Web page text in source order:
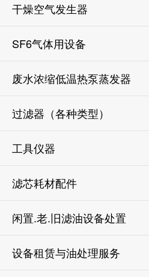
干燥空气发生器
SF6气体用设备
废水浓缩低温热泵蒸发器
过滤器（各种类型）
工具仪器
滤芯耗材配件
闲置.老.旧滤油设备处置
设备租赁与油处理服务